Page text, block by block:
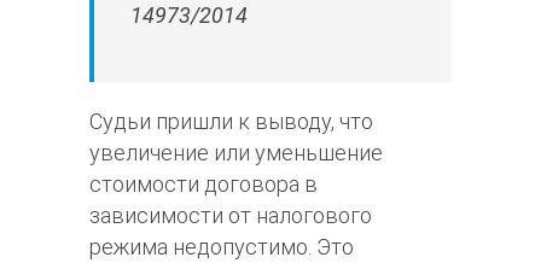
14973/2014
Судьи пришли к выводу, что
увеличение или уменьшение
стоимости договора в
зависимости от налогового
режима недопустимо. Это